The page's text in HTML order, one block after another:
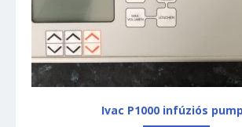
Ivac P1000 infúziós